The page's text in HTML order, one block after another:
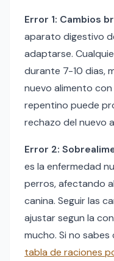
Error 1: Cambios
aparato digestivo
adaptarse.
durante 7-10 dias,
nuevo alimento
repentino puede
rechazo del nuevo
Error 2:
es la enfermedad
perros, afectando
canina. Seguir las
ajustar segun la
mucho. Si no
tabla de raciones